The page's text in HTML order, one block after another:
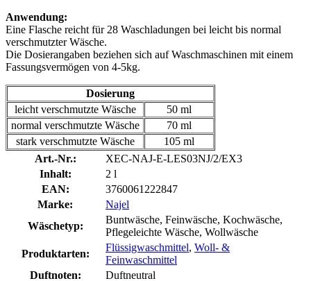
Anwendung:
Eine Flasche reicht für 28 Waschladungen bei leicht bis normal
verschmutzter Wäsche.
Die Dosierangaben beziehen sich auf Waschmaschinen mit einem
Fassungsvermögen von 4-5kg.
Dosierung
leicht verschmutzte Wäsche
50 ml
normal verschmutzte Wäsche
70 ml
stark verschmutzte Wäsche
105 ml
Art.-Nr.:
XEC-NAJ-E-LES03NJ/2/EX3
Inhalt:
2 l
EAN:
3760061222847
Marke:
Najel
Wäschetyp:
Buntwäsche, Feinwäsche, Kochwäsche,
Pflegeleichte Wäsche, Wollwäsche
Produktarten:
Flüssigwaschmittel, Woll- &
Feinwaschmittel
Duftnoten:
Duftneutral